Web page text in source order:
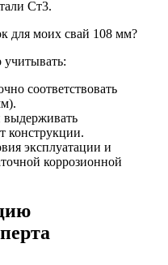
Ст3.
для моих свай 108 мм?
соответствовать
выдерживать
конструкции.
эксплуатации и
коррозионной